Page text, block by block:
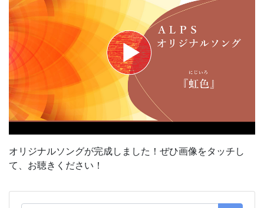
オリジナルソングが完成しました！ぜひ画像をタッチし
て、お聴きください！